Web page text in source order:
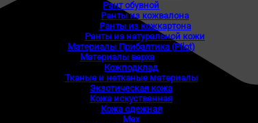
Рант обувной
Ранты из кожвалона
Ранты из кожкартона
Ранты из натуральной кожи
Материалы Прибалтика (Pilot)
Материалы верха
Кожподклад
Тканые и нетканые материалы
Экзотическая кожа
Кожа искуственная
Кожа одежная
Мех